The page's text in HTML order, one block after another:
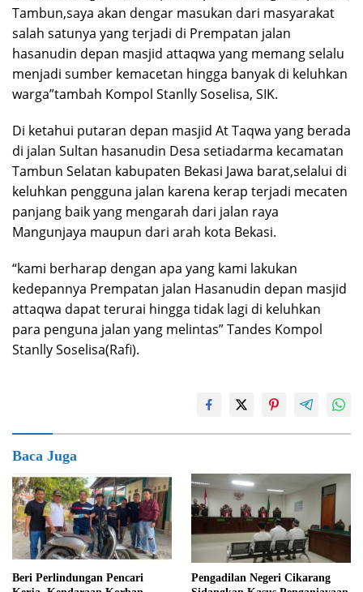
Tambun,saya akan dengar masukan dari masyarakat
salah satunya yang terjadi di Prempatan jalan
hasanudin depan masjid attaqwa yang memang selalu
menjadi sumber kemacetan hingga banyak di keluhkan
warga”tambah Kompol Stanlly Soselisa, SIK.
Di ketahui putaran depan masjid At Taqwa yang berada
di jalan Sultan hasanudin Desa setiadarma kecamatan
Tambun Selatan kabupaten Bekasi Jawa barat,selalui di
keluhkan pengguna jalan karena kerap terjadi mecaten
panjang baik yang mengarah dari jalan raya
Mangunjaya maupun dari arah kota Bekasi.
“kami berharap dengan apa yang kami lakukan
kedepannya Prempatan jalan Hasanudin depan masjid
attaqwa dapat terurai hingga tidak lagi di keluhkan
para penguna jalan yang melintas” Tandes Kompol
Stanlly Soselisa(Rafi).
Baca Juga
Beri Perlindungan Pencari
Pengadilan Negeri Cikarang